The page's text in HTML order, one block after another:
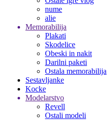
nume
alie
Memorabilija
Plakati
Skodelice
Obeski in nakit
Darilni paketi
Ostala memorabilija
Sestavljanke
Kocke
Modelarstvo
Revell
Ostali modeli